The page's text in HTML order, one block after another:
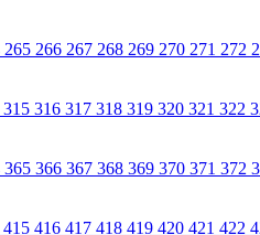
265 266 267 268 269 270 271 272
315 316 317 318 319 320 321 322
365 366 367 368 369 370 371 372
415 416 417 418 419 420 421 422